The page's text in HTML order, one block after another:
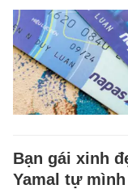
Bạn gái xinh
Yamal tự